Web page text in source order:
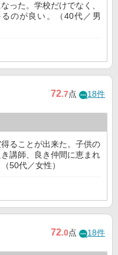
った。学校だけでなく、
のが良い。（40代／男
72.7点 18件
ることが出来た。子供の
講師、良き仲間に恵まれ
50代／女性）
72.0点 18件